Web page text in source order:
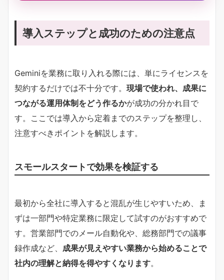
導入ステップと成功のための注意点
Geminiを業務に取り入れる際には、単にライセンスを
契約するだけでは不十分です。 現場で使われ、成果に
つながる運用体制をどう作るかが成功の分かれ目で
す。ここでは導入から定着までのステップを整理し、
注意すべきポイントを解説します。
スモールスタートで効果を検証する
最初から全社に導入すると混乱が生じやすいため、ま
ずは一部門や特定業務に限定して試すのがおすすめで
す。営業部門でのメール自動化や、総務部門での議事
録作成など、 成果が見えやすい業務から始めることで
社内の理解と納得を得やすくなります。